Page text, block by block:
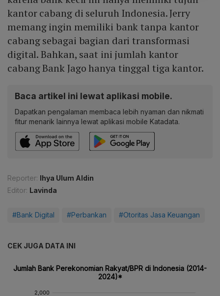
kantor cabang di seluruh Indonesia. Jerry
memang ingin memiliki bank tanpa kantor
cabang sebagai bagian dari transformasi
digital. Bahkan, saat ini jumlah kantor
cabang Bank Jago hanya tinggal tiga kantor.
Baca artikel ini lewat aplikasi mobile.
Dapatkan pengalaman membaca lebih nyaman dan nikmati
fitur menarik lainnya lewat aplikasi mobile Katadata.
Reporter: Ihya Ulum Aldin
Editor: Lavinda
#Bank Digital #Perbankan #Otoritas Jasa Keuangan
CEK JUGA DATA INI